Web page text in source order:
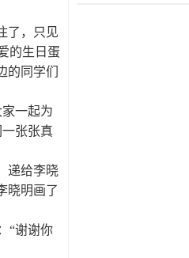
了，只见
的生日蛋
的同学们
一起为
张张真
递给李晓
晓明画了
“谢谢你